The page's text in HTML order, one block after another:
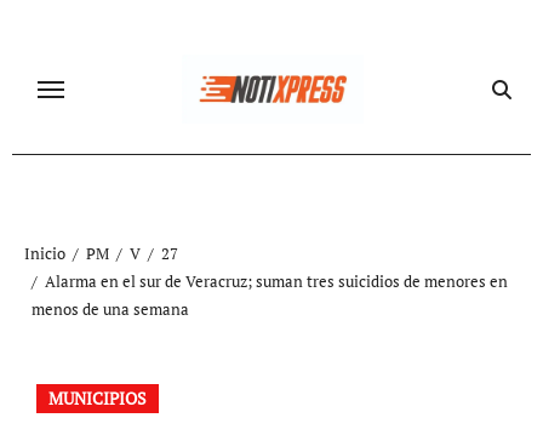
contenido
Inicio PM V
27
Alarma en el sur de Veracruz; suman tres suicidios de menores en
menos de una semana
MUNICIPIOS